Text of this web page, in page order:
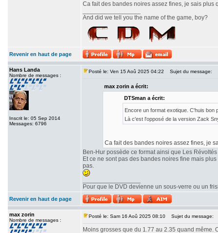
Ca fait des bandes noires assez fines, je sais
And did we tell you the name of the game, boy?
Revenir en haut de page
Hans Landa
Nombre de messages :
Inscrit le: 05 Sep 2014
Messages: 6796
Posté le: Ven 15 Aoû 2025 04:22 Sujet du message:
max zorin a écrit:
DTSman a écrit:
Encore un format exotique. C'huis
Là c'est l'opposé de la version Zack
Ca fait des bandes noires assez fines, je
Ben-Hur possède ce format ainsi que Les
Et ce ne sont pas des bandes noires fine mais
pas.
Pour que le DVD devienne un sous-verre ou un
Revenir en haut de page
max zorin
Nombre de messages :
Posté le: Sam 16 Aoû 2025 08:10 Sujet du message:
Moins grosses que du 1.77 au 2.35 quand même.